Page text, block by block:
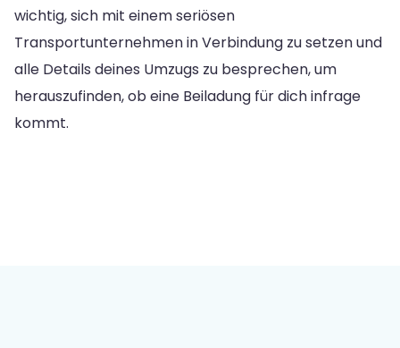
wichtig, sich mit einem seriösen
Transportunternehmen in Verbindung zu setzen und
alle Details deines Umzugs zu besprechen, um
herauszufinden, ob eine Beiladung für dich infrage
kommt.